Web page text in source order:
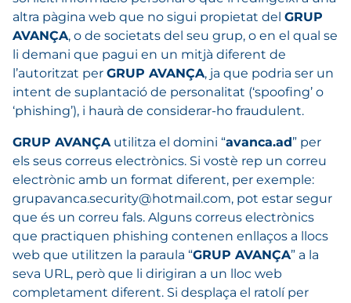
altra pàgina web que no sigui propietat del GRUP
AVANÇA, o de societats del seu grup, o en el qual se
li demani que pagui en un mitjà diferent de
l’autoritzat per GRUP AVANÇA, ja que podria ser un
intent de suplantació de personalitat (‘spoofing’ o
‘phishing’), i haurà de considerar-ho fraudulent.
GRUP AVANÇAutilitza el domini “avanca.ad” per
els seus correus electrònics. Si vostè rep un correu
electrònic amb un format diferent, per exemple:
grupavanca.security@hotmail.com, pot estar segur
que és un correu fals. Alguns correus electrònics
que practiquen phishing contenen enllaços a llocs
web que utilitzen la paraula “GRUP AVANÇA” a la
seva URL, però que li dirigiran a un lloc web
completament diferent. Si desplaça el ratolí per